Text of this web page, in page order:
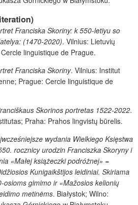
Franciska Skoriny: k 550-letiyu so
(1470-2020). Vilnius: Lietuvių
linguistique de Prague.
Franciska Skoriny. Vilnius: Institut
Prague: Cercle linguistique de
Skorinos portretas 1522-2022.
Praha: Prahos lingvistų būrelis.
wydania Wielkiego Księstwa
rocznicy urodzin Franciszka Skoryny i
«Małej książeczki podróżnej» =
Kunigaikštijos leidiniai. Skiriama
osioms gimimo ir «Mažosios kelionių
metinėms. Białystok; Wilno: